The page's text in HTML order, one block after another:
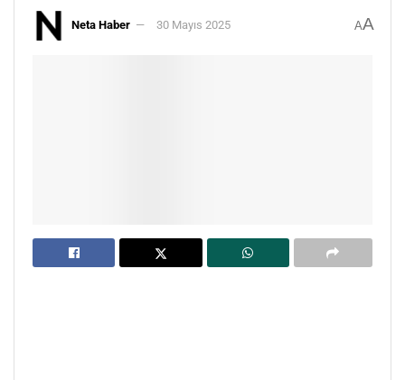
Neta Haber 30 Mayıs 2025 AA